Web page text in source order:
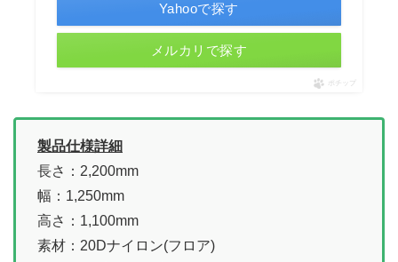
Yahooで探す
メルカリで探す
ポチップ
製品仕様詳細
長さ：2,200mm
幅：1,250mm
高さ：1,100mm
素材：20Dナイロン(フロア)